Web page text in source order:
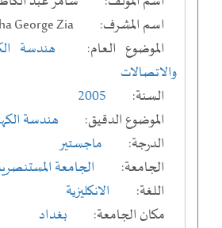
اسم المشرف:
George Zia
الموضوع العام:
هندسة
والاتصالات
السنة:
2005
الموضوع الدقيق:
هندسة
الدرجة:
ماجستير
الجامعة:
الجامعة
اللغة:
الانكليزية
مكان الجامعة:
بغداد